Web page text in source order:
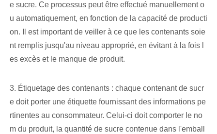
e sucre. Ce processus peut être effectué manuellement o
u automatiquement, en fonction de la capacité de producti
on. Il est important de veiller à ce que les contenants soie
nt remplis jusqu'au niveau approprié, en évitant à la fois l
es excès et le manque de produit.
3. Étiquetage des contenants : chaque contenant de sucr
e doit porter une étiquette fournissant des informations pe
rtinentes au consommateur. Celui-ci doit comporter le no
m du produit, la quantité de sucre contenue dans l'emball